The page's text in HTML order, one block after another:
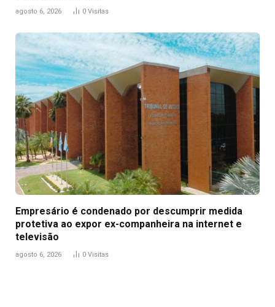
agosto 6, 2026 0 Visitas
Empresário é condenado por descumprir medida
protetiva ao expor ex-companheira na internet e
televisão
agosto 6, 2026 0 Visitas